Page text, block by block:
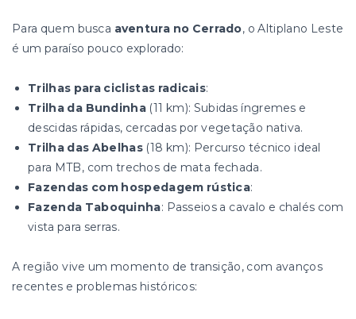
Para quem busca aventura no Cerrado, o Altiplano Leste
é um paraíso pouco explorado:
Trilhas para ciclistas radicais:
Trilha da Bundinha(11 km): Subidas íngremes e
descidas rápidas, cercadas por vegetação nativa.
Trilha das Abelhas(18 km): Percurso técnico ideal
para MTB, com trechos de mata fechada.
Fazendas com hospedagem rústica:
Fazenda Taboquinha: Passeios a cavalo e chalés com
vista para serras.
A região vive um momento de transição, com avanços
recentes e problemas históricos: